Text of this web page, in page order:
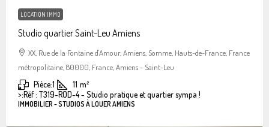
LOCATION IMMO
Studio quartier Saint-Leu Amiens
XX, Rue de la Fontaine d'Amour, Amiens, Somme, Hauts-de-France, France
métropolitaine, 80000, France, Amiens - Saint-Leu
Pièce:1 11 m²
>:Réf : T319-ROD-4 - Studio pratique et quartier sympa !
IMMOBILIER - STUDIOS À LOUER AMIENS